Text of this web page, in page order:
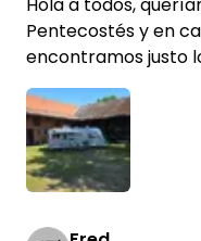
Hola a todos,
Pentecostés y en
encontramos justo
excepción de unos
con sus coches por
quién acampaba
absoluta en este
Seguramente